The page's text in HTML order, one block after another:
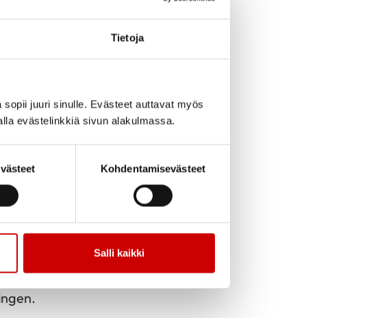
Tietoja
juuri sinulle. Evästeet auttavat myös
evästelinkkiä sivun alakulmassa.
Kohdentamisevästeet
Salli kaikki
använt alkohol på många år.
Hans son ringde efter
i en sömnapnéundersökning.
fall hade sömnapnén ännu
och på sida hade han inga